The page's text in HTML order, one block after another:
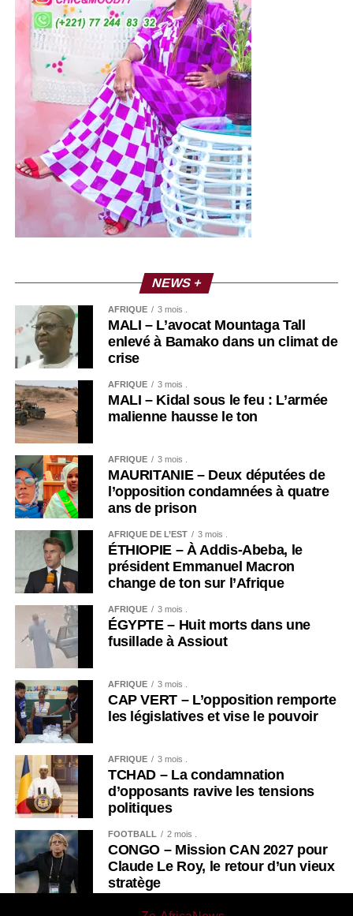
NEWS +
AFRIQUE 3 mois .
MALI – L’avocat Mountaga Tall
enlevé à Bamako dans un climat de
crise
AFRIQUE 3 mois .
MALI – Kidal sous le feu : L’armée
malienne hausse le ton
AFRIQUE 3 mois .
MAURITANIE – Deux députées de
l’opposition condamnées à quatre
ans de prison
AFRIQUE DE L’EST 3 mois .
ÉTHIOPIE – À Addis-Abeba, le
président Emmanuel Macron
change de ton sur l’Afrique
AFRIQUE 3 mois .
ÉGYPTE – Huit morts dans une
fusillade à Assiout
AFRIQUE 3 mois .
CAP VERT – L’opposition remporte
les législatives et vise le pouvoir
AFRIQUE 3 mois .
TCHAD – La condamnation
d’opposants ravive les tensions
politiques
FOOTBALL 2 mois .
CONGO – Mission CAN 2027 pour
Claude Le Roy, le retour d’un vieux
stratège